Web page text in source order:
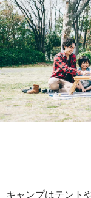
キャンプはテント